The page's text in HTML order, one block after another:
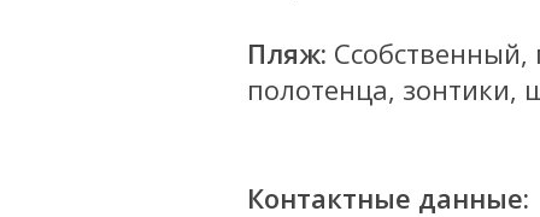
Пляж:
полотенца, зонтики,
Контактные данные: